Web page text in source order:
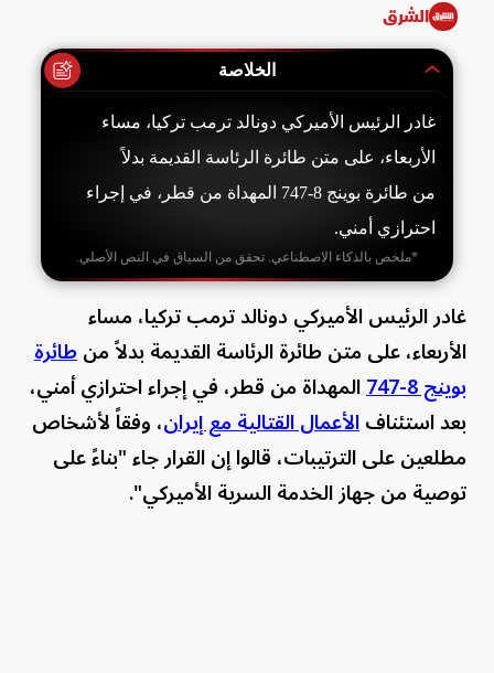
الشرق
الخلاصة
غادر الرئيس الأميركي دونالد ترمب تركيا، مساء
الأربعاء، على متن طائرة الرئاسة القديمة بدلاً
من طائرة بوينج 8-747 المهداة من قطر، في إجراء
احترازي أمني.
*ملخص بالذكاء الاصطناعي. تحقق من السياق في النص الأصلي.
غادر الرئيس الأميركي دونالد ترمب تركيا، مساء
الأربعاء، على متن طائرة الرئاسة القديمة بدلاً منطائرة
بوينج 8-747
المهداة من قطر، في إجراء احترازي أمني،
بعد استئنافالأعمال القتالية مع إيران، وفقاً لأشخاص
مطلعين على الترتيبات، قالوا إن القرار جاء "بناءً على
توصية من جهاز الخدمة السرية الأميركي".